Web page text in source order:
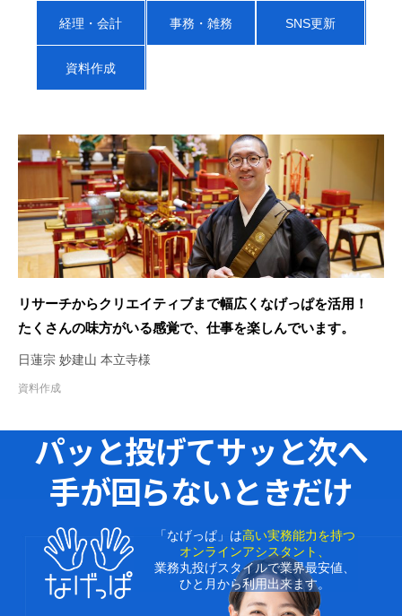
経理・会計 事務・雑務 SNS更新
資料作成
リサーチからクリエイティブまで幅広くなげっぱを活用！
たくさんの味方がいる感覚で、仕事を楽しんでいます。
日蓮宗 妙建山 本立寺様
資料作成
パッと投げてサッと次へ
手が回らないときだけ
「なげっぱ」は高い実務能力を持つ
オンラインアシスタント、
業務丸投げスタイルで業界最安値、
ひと月から利用出来ます。